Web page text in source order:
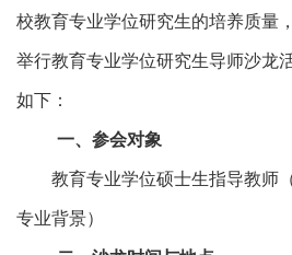
校教育专业学位研究生的培养质量
举行教育专业学位研究生导师沙龙
如下：
一、参会对象
教育专业学位硕士生指导教师
专业背景）